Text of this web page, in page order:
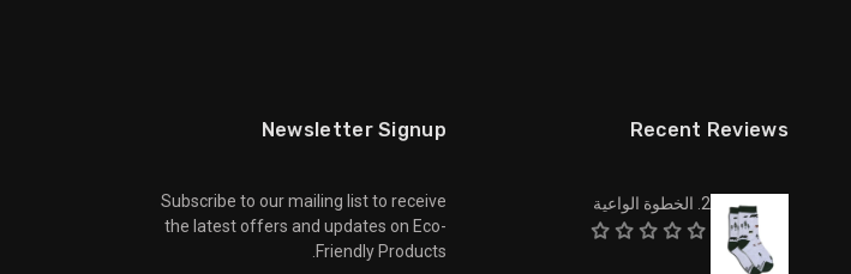
Recent Reviews
2. الخطوة الواعية
Newsletter Signup
Subscribe to our mailing list to receive
the latest offers and updates on Eco-
Friendly Products.